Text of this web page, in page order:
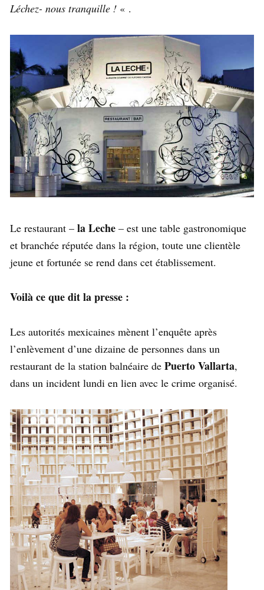
Léchez- nous tranquille ! « .
Le restaurant – la Leche – est une table gastronomique
et branchée réputée dans la région, toute une clientèle
jeune et fortunée se rend dans cet établissement.
Voilà ce que dit la presse :
Les autorités mexicaines mènent l’enquête après
l’enlèvement d’une dizaine de personnes dans un
restaurant de la station balnéaire de Puerto Vallarta,
dans un incident lundi en lien avec le crime organisé.